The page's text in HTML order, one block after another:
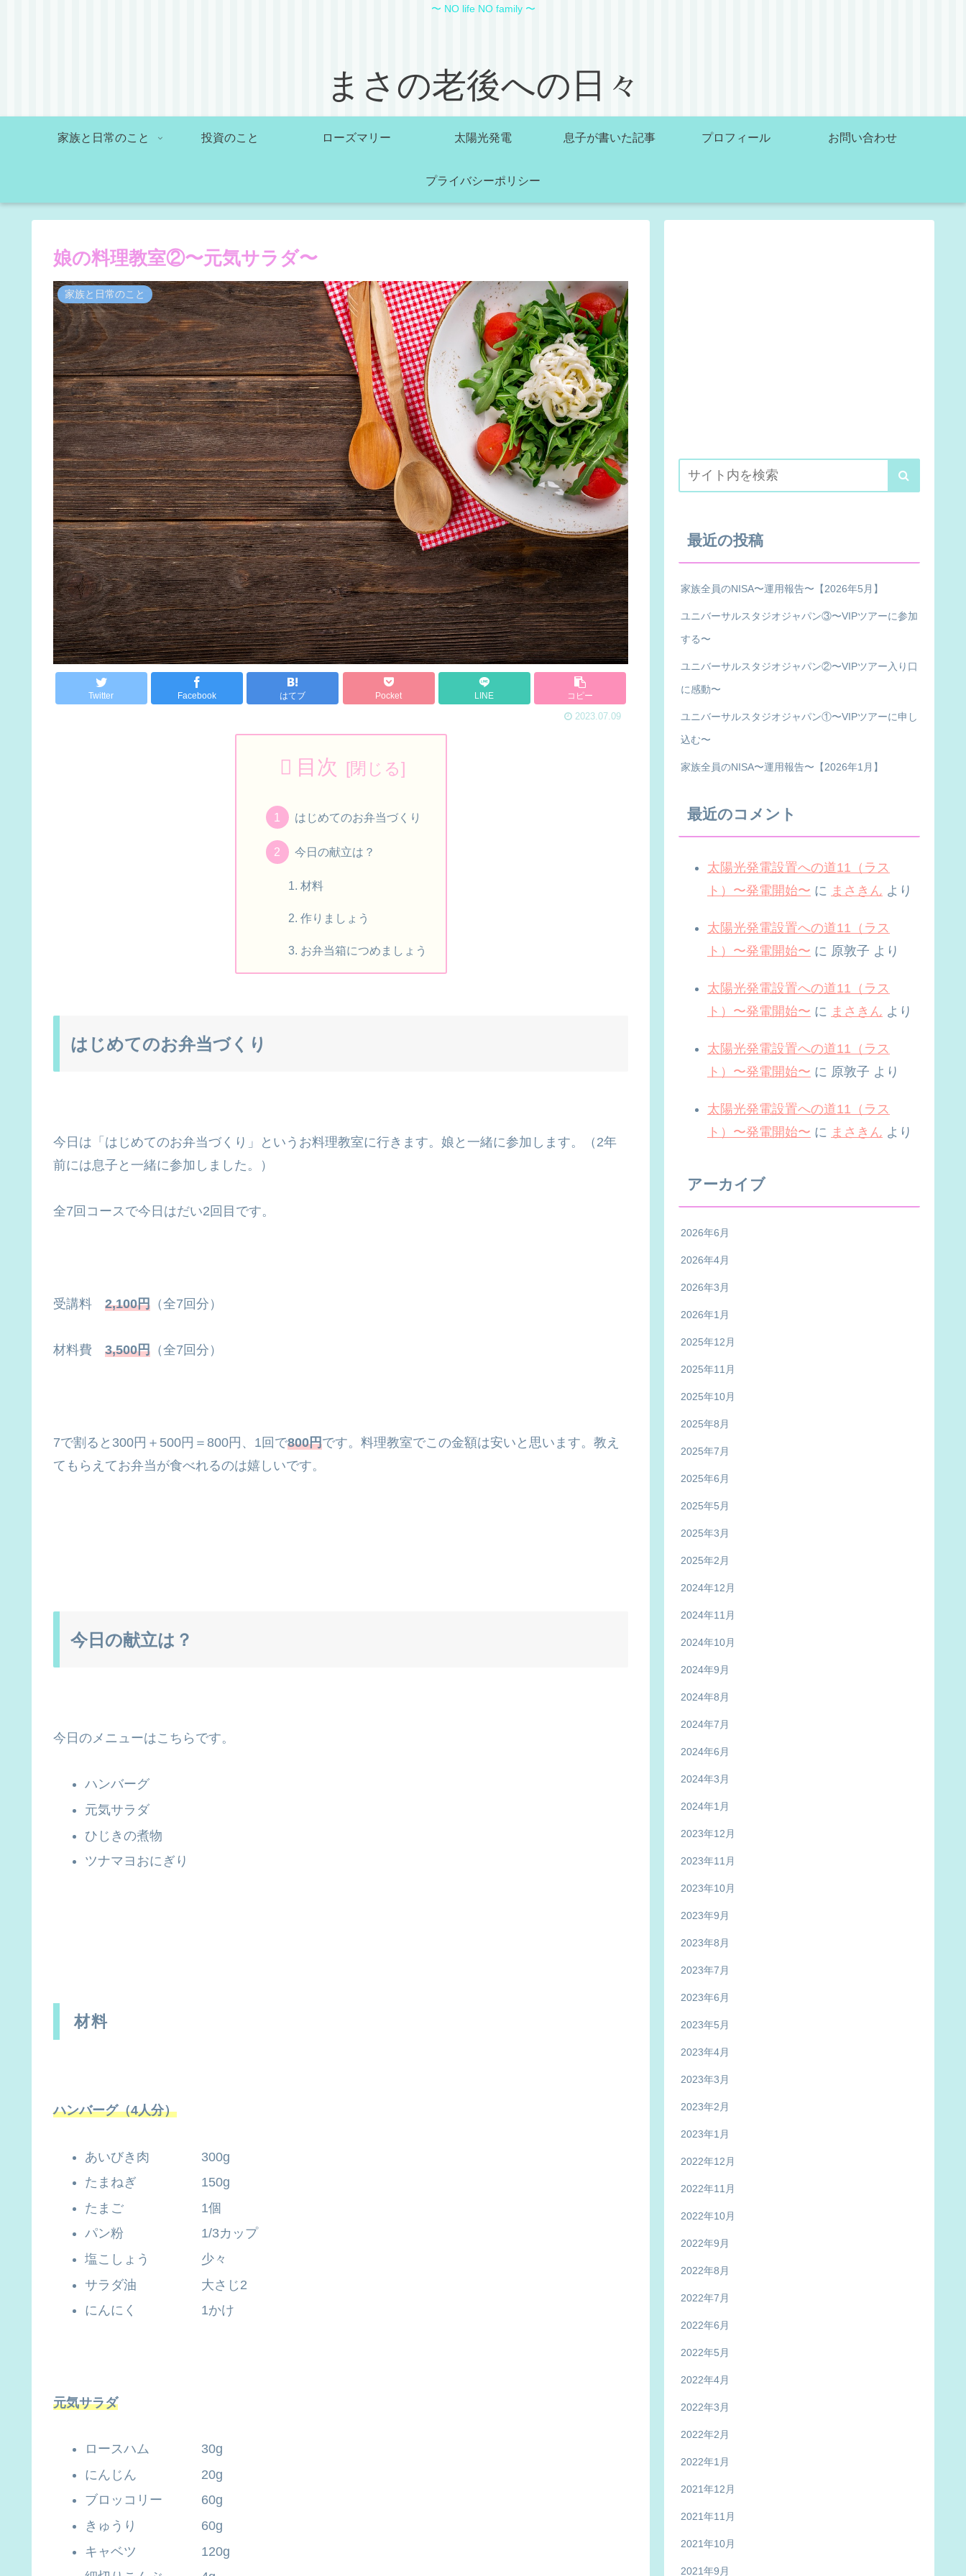
〜 NO life NO family 〜
まさの老後への日々
家族と日常のこと 投資のこと ローズマリー 太陽光発電 息子が書いた記事 プロフィール お問い合わせ
プライバシーポリシー
娘の料理教室②〜元気サラダ〜
家族と日常のこと
Twitter Facebook はてブ Pocket LINE コピー
2023.07.09
目次
はじめてのお弁当づくり
今日の献立は？
材料
作りましょう
お弁当箱につめましょう
はじめてのお弁当づくり
今日は「はじめてのお弁当づくり」というお料理教室に行きます。娘と一緒に参加します。（2年
前には息子と一緒に参加しました。）
全7回コースで今日はだい2回目です。
受講料 2,100円 （全7回分）
材料費 3,500円 （全7回分）
7で割ると300円＋500円＝800円、1回で800円です。料理教室でこの金額は安いと思います。教え
てもらえてお弁当が食べれるのは嬉しいです。
今日の献立は？
今日のメニューはこちらです。
ハンバーグ
元気サラダ
ひじきの煮物
ツナマヨおにぎり
材料
ハンバーグ（4人分）
あいびき肉 300g
たまねぎ 150g
たまご 1個
パン粉 1/3カップ
塩こしょう 少々
サラダ油 大さじ2
にんにく 1かけ
元気サラダ
ロースハム 30g
にんじん 20g
ブロッコリー 60g
きゅうり 60g
キャベツ 120g
最近の投稿
家族全員のNISA〜運用報告〜【2026年5月】
ユニバーサルスタジオジャパン③〜VIPツアーに参加
する〜
ユニバーサルスタジオジャパン②〜VIPツアー入り口
に感動〜
ユニバーサルスタジオジャパン①〜VIPツアーに申し
込む〜
家族全員のNISA〜運用報告〜【2026年1月】
最近のコメント
太陽光発電設置への道11（ラス
ト）〜発電開始〜 に まさきん より
太陽光発電設置への道11（ラス
ト）〜発電開始〜 に 原敦子 より
太陽光発電設置への道11（ラス
ト）〜発電開始〜 に まさきん より
太陽光発電設置への道11（ラス
ト）〜発電開始〜 に 原敦子 より
太陽光発電設置への道11（ラス
ト）〜発電開始〜 に まさきん より
アーカイブ
2026年6月
2026年4月
2026年3月
2026年1月
2025年12月
2025年11月
2025年10月
2025年8月
2025年7月
2025年6月
2025年5月
2025年3月
2025年2月
2024年12月
2024年11月
2024年10月
2024年9月
2024年8月
2024年7月
2024年6月
2024年3月
2024年1月
2023年12月
2023年11月
2023年10月
2023年9月
2023年8月
2023年7月
2023年6月
2023年5月
2023年4月
2023年3月
2023年2月
2023年1月
2022年12月
2022年11月
2022年10月
2022年9月
2022年8月
2022年7月
2022年6月
2022年5月
2022年4月
2022年3月
2022年2月
2022年1月
2021年12月
2021年11月
2021年10月
2021年9月